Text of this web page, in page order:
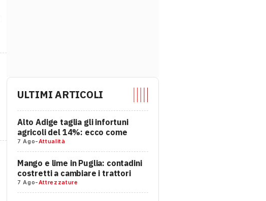
ULTIMI ARTICOLI
Alto Adige taglia gli infortuni
agricoli del 14%: ecco come
7 Ago-Attualità
Mango e lime in Puglia: contadini
costretti a cambiare i trattori
7 Ago-Attrezzature